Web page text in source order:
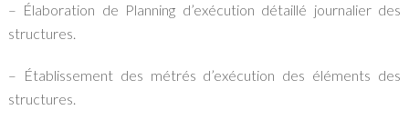
– Élaboration de Planning d’exécution détaillé journalier des
structures.
– Établissement des métrés d’exécution des éléments des
structures.